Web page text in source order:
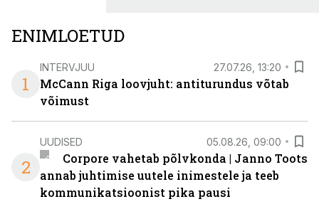
ENIMLOETUD
1
INTERVJUU 27.07.26, 13:20
McCann Riga loovjuht: antiturundus võtab
võimust
2
UUDISED 05.08.26, 09:00
Corpore vahetab põlvkonda | Janno Toots
annab juhtimise uutele inimestele ja teeb
kommunikatsioonist pika pausi